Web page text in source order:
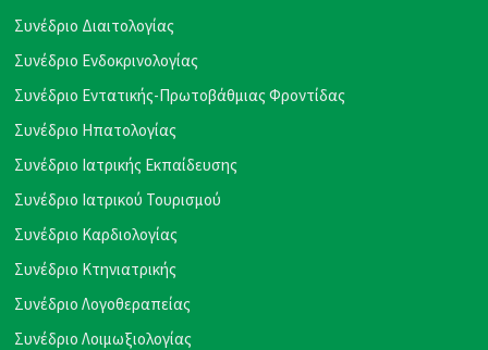
Συνέδριο Διαιτολογίας
Συνέδριο Ενδοκρινολογίας
Συνέδριο Εντατικής-Πρωτοβάθμιας Φροντίδας
Συνέδριο Ηπατολογίας
Συνέδριο Ιατρικής Εκπαίδευσης
Συνέδριο Ιατρικού Τουρισμού
Συνέδριο Καρδιολογίας
Συνέδριο Κτηνιατρικής
Συνέδριο Λογοθεραπείας
Συνέδριο Λοιμωξιολογίας